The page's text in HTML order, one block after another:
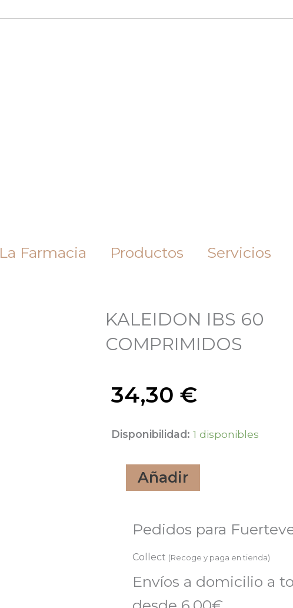
La Farmacia Productos Servicios
KALEIDON IBS 60
COMPRIMIDOS
34,30 €
Disponibilidad: 1 disponibles
KALEIDON
cantidad
Añadir
Pedidos para
Collect (Recoge y paga en tienda)
Envíos a domicilio a